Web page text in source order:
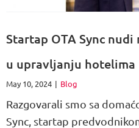
Startap OTA Sync
u upravljanju hotelima
May 10, 2024 | Blog
Razgovarali smo sa
Sync, startap